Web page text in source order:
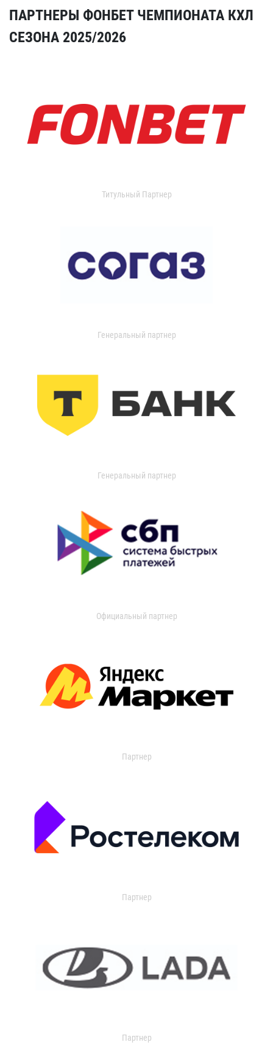
ПАРТНЕРЫ ФОНБЕТ ЧЕМПИОНАТА КХЛ
СЕЗОНА 2025/2026
Титульный Партнер
Генеральный партнер
Генеральный партнер
Официальный партнер
Партнер
Партнер
Партнер